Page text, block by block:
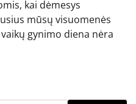
kai dėmesys
mūsų visuomenės
gynimo diena nėra